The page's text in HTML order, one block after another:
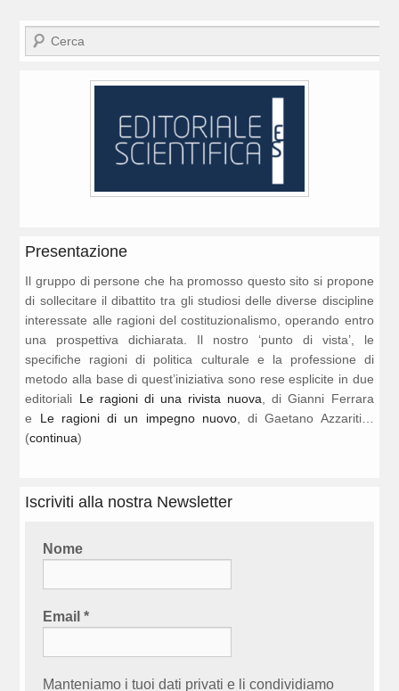
Cerca
Presentazione
Il gruppo di persone che ha promosso questo sito si propone
di sollecitare il dibattito tra gli studiosi delle diverse discipline
interessate alle ragioni del costituzionalismo, operando entro
una prospettiva dichiarata. Il nostro ‘punto di vista’, le
specifiche ragioni di politica culturale e la professione di
metodo alla base di quest’iniziativa sono rese esplicite in due
editoriali Le ragioni di una rivista nuova , di Gianni Ferrara
e Le ragioni di un impegno nuovo, di Gaetano Azzariti…
(continua)
Iscriviti alla nostra Newsletter
Nome
Email*
Manteniamo i tuoi dati privati e li condividiamo